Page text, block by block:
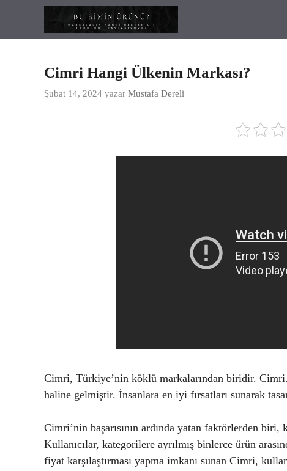
Cimri Hangi Ülkenin Markası?
Şubat 14, 2024 yazar Mustafa Dereli
Cimri, Türkiye’nin köklü markalarından biridir.
haline gelmiştir. İnsanlara en iyi fırsatları sunarak
Cimri’nin başarısının ardında yatan faktörlerden
Kullanıcılar, kategorilere ayrılmış binlerce ürün
fiyat karşılaştırması yapma imkanı sunan Cimri,